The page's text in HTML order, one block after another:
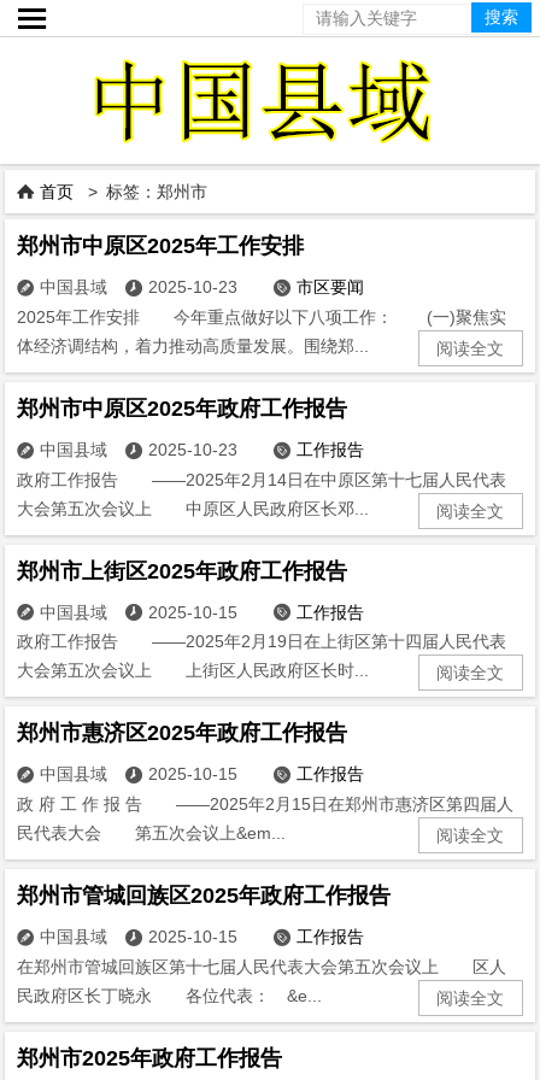

 首页 > 标签：郑州市
郑州市中原区2025年工作安排
 中国县域  2025-10-23  市区要闻
2025年工作安排 今年重点做好以下八项工作： (一)聚焦实
体经济调结构，着力推动高质量发展。围绕郑...
阅读全文
郑州市中原区2025年政府工作报告
 中国县域  2025-10-23  工作报告
政府工作报告 ——2025年2月14日在中原区第十七届人民代表
大会第五次会议上 中原区人民政府区长邓...
阅读全文
郑州市上街区2025年政府工作报告
 中国县域  2025-10-15  工作报告
政府工作报告 ——2025年2月19日在上街区第十四届人民代表
大会第五次会议上 上街区人民政府区长时...
阅读全文
郑州市惠济区2025年政府工作报告
 中国县域  2025-10-15  工作报告
政 府 工 作 报 告 ——2025年2月15日在郑州市惠济区第四届人
民代表大会 第五次会议上&em...
阅读全文
郑州市管城回族区2025年政府工作报告
 中国县域  2025-10-15  工作报告
在郑州市管城回族区第十七届人民代表大会第五次会议上 区人
民政府区长丁晓永 各位代表： &e...
阅读全文
郑州市2025年政府工作报告